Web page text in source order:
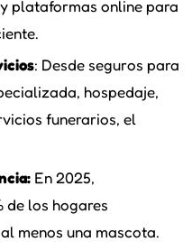
plataformas online para
: Desde seguros para
hospedaje,
funerarios, el
En 2025,
de los hogares
menos una mascota.